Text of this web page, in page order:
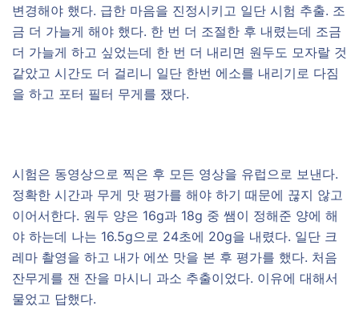
변경해야 했다. 급한 마음을 진정시키고 일단 시험 추출. 조
금 더 가늘게 해야 했다. 한 번 더 조절한 후 내렸는데 조금
더 가늘게 하고 싶었는데 한 번 더 내리면 원두도 모자랄 것
같았고 시간도 더 걸리니 일단 한번 에소를 내리기로 다짐
을 하고 포터 필터 무게를 쟀다.
시험은 동영상으로 찍은 후 모든 영상을 유럽으로 보낸다.
정확한 시간과 무게 맛 평가를 해야 하기 때문에 끊지 않고
이어서한다. 원두 양은 16g과 18g 중 쌤이 정해준 양에 해
야 하는데 나는 16.5g으로 24초에 20g을 내렸다. 일단 크
레마 촬영을 하고 내가 에쏘 맛을 본 후 평가를 했다. 처음
잔무게를 잰 잔을 마시니 과소 추출이었다. 이유에 대해서
물었고 답했다.